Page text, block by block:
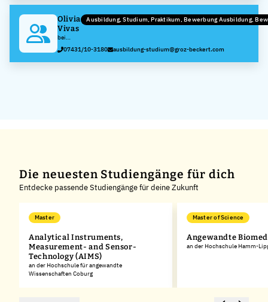
Olivia
Vivas
bei
Groz-
Beckert
KG
Ausbildung, Studium, Praktikum, Bewerbung Ausbildung,
07431/10-3180 ausbildung-studium@groz-beckert.com
Die neuesten Studiengänge für dich
Entdecke passende Studiengänge für deine Zukunft
Master
Analytical Instruments,
Measurement- and Sensor-
Technology (AIMS)
an der Hochschule für angewandte
Wissenschaften Coburg
Master of Science
Angewandte
an der Hochschule Hamm-